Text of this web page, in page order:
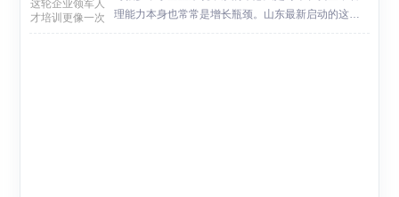
理能力本身也常常是增长瓶颈。山东最新启动的这轮
领军人才培训，瞄准的正是这个问题。 6月26日，山